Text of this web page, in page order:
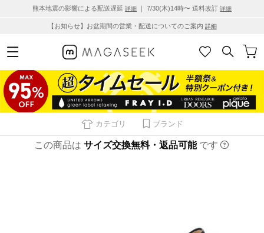
熊本地震の影響による配送遅延 詳細 ｜ 7/30(木)14時〜 送料改訂 詳細
【お知らせ】お盆期間の営業・配送についてのご案内 詳細
カテゴリ ブランド
この商品は サイズ交換無料・返品可能 です